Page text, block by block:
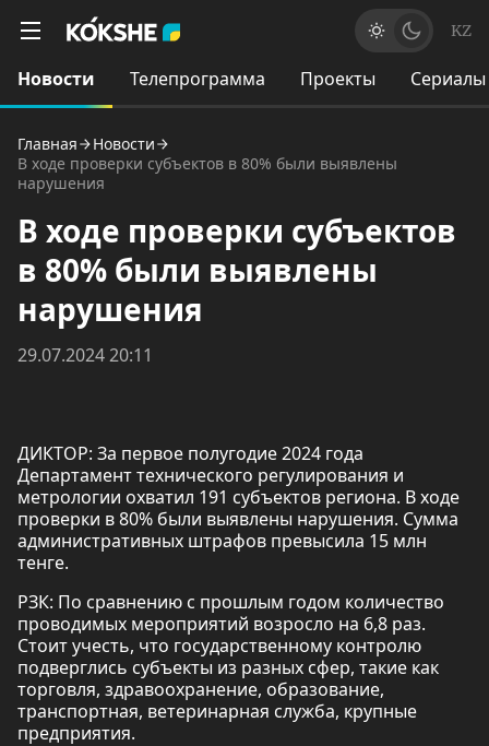
KZ
Новости Телепрограмма Проекты Сериалы
Главная
Новости
В ходе проверки cубъектов в 80% были выявлены
нарушения
В ходе проверки cубъектов
в 80% были выявлены
нарушения
29.07.2024 20:11
ДИКТОР: За первое полугодие 2024 года
Департамент технического регулирования и
метрологии охватил 191 субъектов региона. В ходе
проверки в 80% были выявлены нарушения. Сумма
административных штрафов превысила 15 млн
тенге.
РЗК: По сравнению с прошлым годом количество
проводимых мероприятий возросло на 6,8 раз.
Стоит учесть, что государственному контролю
подверглись субъекты из разных сфер, такие как
торговля, здравоохранение, образование,
транспортная, ветеринарная служба, крупные
предприятия.